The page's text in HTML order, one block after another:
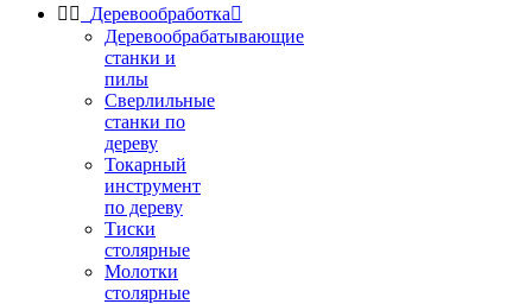
  Деревообработка
Деревообрабатывающие
станки и
пилы
Сверлильные
станки по
дереву
Токарный
инструмент
по дереву
Тиски
столярные
Молотки
столярные